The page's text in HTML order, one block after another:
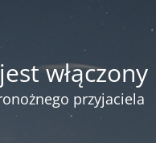
włączony
przyjaciela